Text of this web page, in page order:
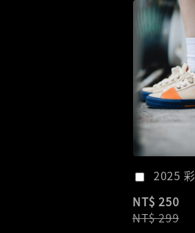
2025
NT$ 250
NT$ 299